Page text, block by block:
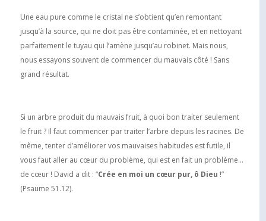
Une eau pure comme le cristal ne s’obtient qu’en remontant
jusqu’à la source, qui ne doit pas être contaminée, et en nettoyant
parfaitement le tuyau qui l’amène jusqu’au robinet. Mais nous,
nous essayons souvent de commencer du mauvais côté ! Sans
grand résultat.
Si un arbre produit du mauvais fruit, à quoi bon traiter seulement
le fruit ? Il faut commencer par traiter l’arbre depuis les racines. De
même, tenter d’améliorer vos mauvaises habitudes est futile, il
vous faut aller au cœur du problème, qui est en fait un problème…
de cœur ! David a dit : “Crée en moi un cœur pur, ô Dieu !”
(Psaume 51.12).